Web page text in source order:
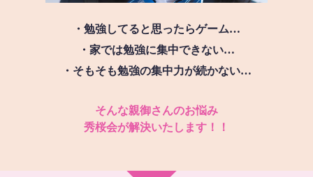
・勉強してると思ったらゲーム…
・家では勉強に集中できない…
・そもそも勉強の集中力が続かない…
そんな親御さんのお悩み
秀桜会が解決いたします！！